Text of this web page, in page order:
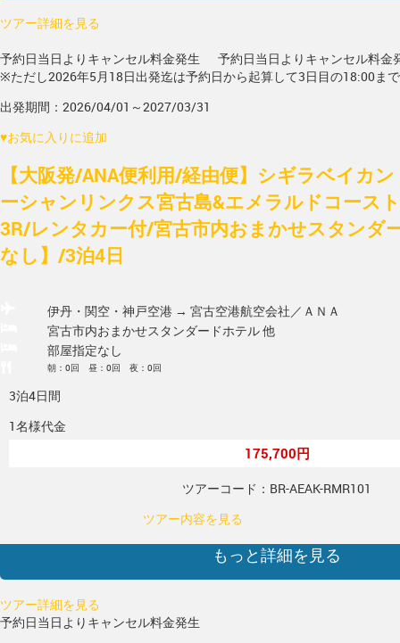
ツアー詳細を見る
予約日当日よりキャンセル料金発生
予約日当日よりキャンセル料金
※ただし2026年5月18日出発迄は予約日から起算して3日目の18:00ま
出発期間：2026/04/01～2027/03/31
♥お気に入りに追加
【大阪発/ANA便利用/経由便】シギラベイカ
ーシャンリンクス宮古島&エメラルドコース
3R/レンタカー付/宮古市内おまかせスタンダ
なし】/3泊4日
伊丹・関空・神戸空港 → 宮古空港航空会社／ＡＮＡ
宮古市内おまかせスタンダードホテル 他
部屋指定なし
朝：0回 昼：0回 夜：0回
3泊4日間
1名様代金
175,700円
ツアーコード：BR-AEAK-RMR101
ツアー内容を見る
もっと詳細を見る
ツアー詳細を見る
予約日当日よりキャンセル料金発生